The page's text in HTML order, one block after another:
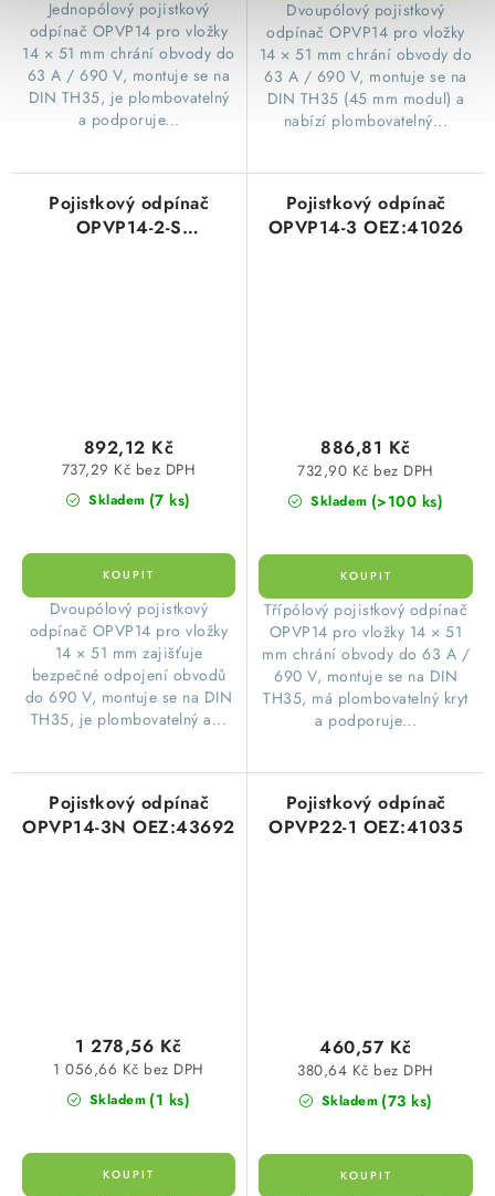
​Jednopólový pojistkový
odpínač OPVP14 pro vložky
14 × 51 mm chrání obvody do
63 A / 690 V, montuje se na
DIN TH35, je plombovatelný
a podporuje...
​Dvoupólový pojistkový
odpínač OPVP14 pro vložky
14 × 51 mm chrání obvody do
63 A / 690 V, montuje se na
DIN TH35 (45 mm modul) a
nabízí plombovatelný...
Pojistkový odpínač
OPVP14-2-S
Skladem (7 ks)
737,29 Kč bez DPH
892,12 Kč
​Dvoupólový pojistkový
odpínač OPVP14 pro vložky
14 × 51 mm zajišťuje
bezpečné odpojení obvodů
do 690 V, montuje se na DIN
TH35, je plombovatelný a...
Pojistkový odpínač
OPVP14-3 OEZ:41026
Skladem (>100 ks)
732,90 Kč bez DPH
886,81 Kč
​Třípólový pojistkový odpínač
OPVP14 pro vložky 14 × 51
mm chrání obvody do 63 A /
690 V, montuje se na DIN
TH35, má plombovatelný kryt
a podporuje...
Pojistkový odpínač
OPVP14-3N OEZ:43692
Skladem (1 ks)
1 056,66 Kč bez DPH
1 278,56 Kč
Pojistkový odpínač
OPVP22-1 OEZ:41035
Skladem (73 ks)
380,64 Kč bez DPH
460,57 Kč